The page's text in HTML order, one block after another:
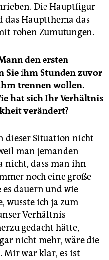
Die Hauptfigur
Hauptthema das
rohen Zumutungen.
den ersten
Sie ihm Stunden zuvor
trennen wollen.
hat sich Ihr Verhältnis
verändert?
dieser Situation nicht
man jemanden
nicht, dass man ihn
noch eine große
es dauern und wie
wusste ich ja zum
Verhältnis
gedacht hätte,
nicht mehr, wäre die
Mir war klar, es ist